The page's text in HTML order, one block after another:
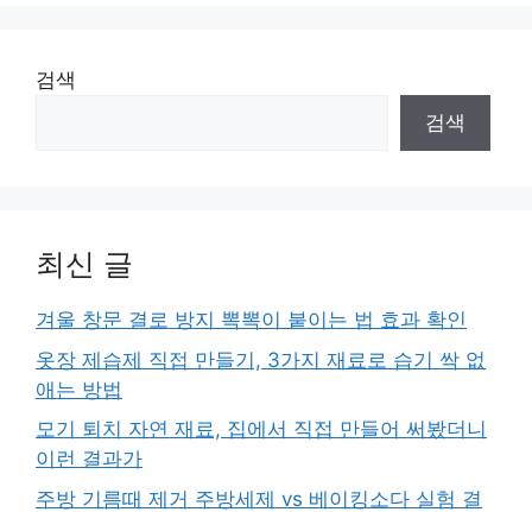
검색
검색
최신 글
겨울 창문 결로 방지 뽁뽁이 붙이는 법 효과 확인
옷장 제습제 직접 만들기, 3가지 재료로 습기 싹 없
애는 방법
모기 퇴치 자연 재료, 집에서 직접 만들어 써봤더니
이런 결과가
주방 기름때 제거 주방세제 vs 베이킹소다 실험 결